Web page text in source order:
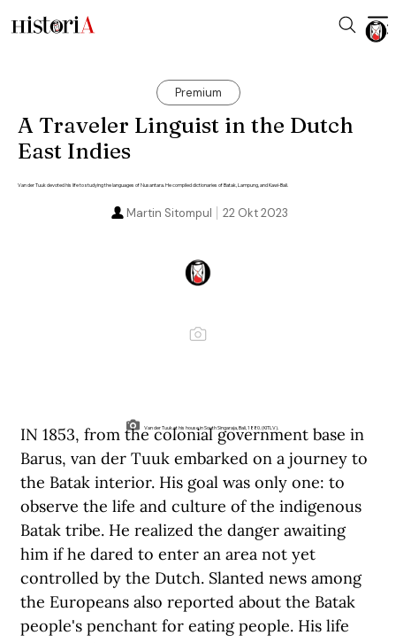
Premium
A Traveler Linguist in the Dutch
East Indies
Van der Tuuk devoted his life to studying the languages of Nusantara. He compiled dictionaries of Batak, Lampung, and Kawi-Bali.
22 Okt 2023
Martin Sitompul
Van der Tuuk at his house in South Singaraja, Bali, 1880. (KITLV).
IN 1853, from the colonial government base in
Barus, van der Tuuk embarked on a journey to
the Batak interior. His goal was only one: to
observe the life and culture of the indigenous
Batak tribe. He realized the danger awaiting
him if he dared to enter an area not yet
controlled by the Dutch. Slanted news among
the Europeans also reported about the Batak
people's penchant for eating people. His life